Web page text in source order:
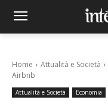
Home Attualità e Società
Airbnb
Attualità e Società Economia